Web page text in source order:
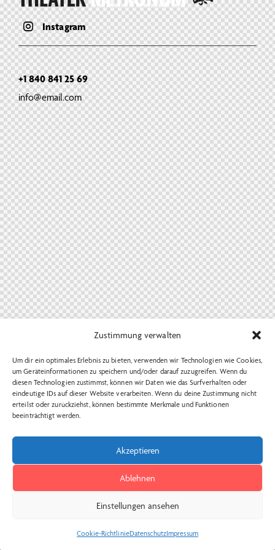
Zustimmung verwalten
Um dir ein optimales Erlebnis zu bieten, verwenden wir Technologien wie Cookies,
um Geräteinformationen zu speichern und/oder darauf zuzugreifen. Wenn du
diesen Technologien zustimmst, können wir Daten wie das Surfverhalten oder
eindeutige IDs auf dieser Website verarbeiten. Wenn du deine Zustimmung nicht
erteilst oder zurückziehst, können bestimmte Merkmale und Funktionen
beeinträchtigt werden.
Akzeptieren
Ablehnen
Einstellungen ansehen
Cookie-RichtlinieDatenschutzImpressum
Instagram
+1 840 841 25 69
info@email.com